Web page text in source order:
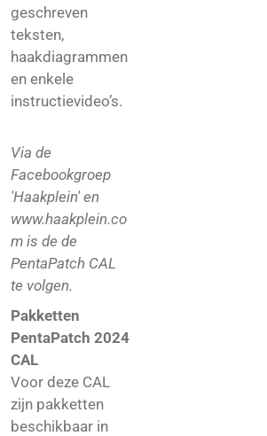
geschreven
teksten,
haakdiagrammen
en enkele
instructievideo’s.
Via de
Facebookgroep
'Haakplein' en
www.haakplein.co
m is de de
PentaPatch CAL
te volgen.
Pakketten
PentaPatch 2024
CAL
Voor deze CAL
zijn pakketten
beschikbaar in